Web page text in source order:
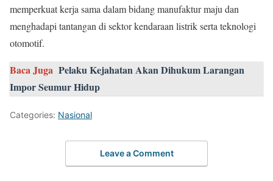
memperkuat kerja sama dalam bidang manufaktur maju dan
menghadapi tantangan di sektor kendaraan listrik serta teknologi
otomotif.
Baca Juga Pelaku Kejahatan Akan Dihukum Larangan
Impor Seumur Hidup
Categories: Nasional
Leave a Comment